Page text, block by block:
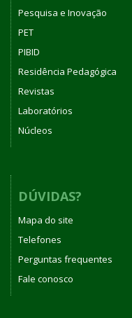
Pesquisa e Inovação
PET
PIBID
Residência Pedagógica
Revistas
Laboratórios
Núcleos
DÚVIDAS?
Mapa do site
Telefones
Perguntas frequentes
Fale conosco